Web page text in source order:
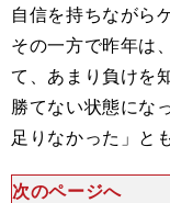
自信を持ちながら
その一方で昨年は
て、あまり負けを
勝てない状態にな
足りなかった」と
次のページへ